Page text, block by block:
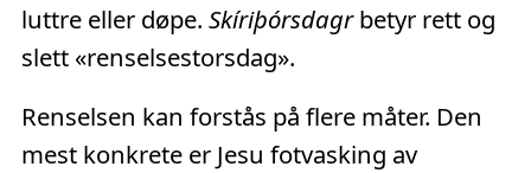
luttre eller døpe. Skíriþórsdagrbetyr rett og
slett «renselsestorsdag».
Renselsen kan forstås på flere måter. Den
mest konkrete er Jesu fotvasking av